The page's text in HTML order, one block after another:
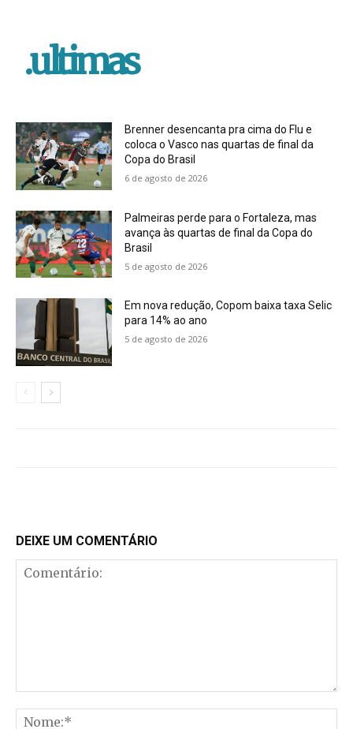
.ultimas
Brenner desencanta pra cima do Flu e
coloca o Vasco nas quartas de final da
Copa do Brasil
6 de agosto de 2026
Palmeiras perde para o Fortaleza, mas
avança às quartas de final da Copa do
Brasil
5 de agosto de 2026
Em nova redução, Copom baixa taxa Selic
para 14% ao ano
5 de agosto de 2026
DEIXE UM COMENTÁRIO